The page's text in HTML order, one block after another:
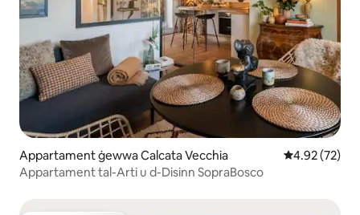
Appartament ġewwa Calcata Vecchia Rating
4.92 (72)
Appartament tal-Arti u d-Disinn SopraBosco